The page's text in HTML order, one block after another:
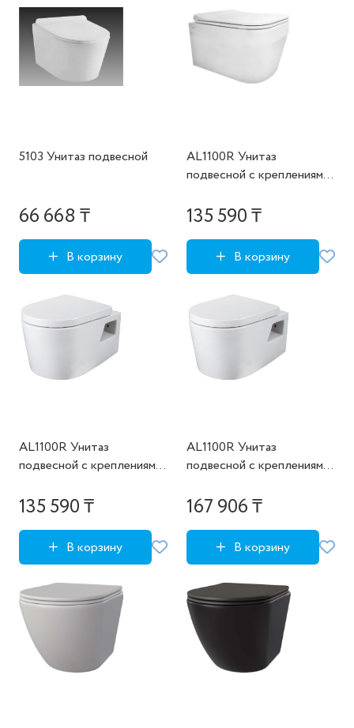
5103 Унитаз подвесной
66 668 ₸
В корзину
AL1100R Унитаз
подвесной с креплениями
135 590 ₸
В корзину
AL1100R Унитаз
подвесной с креплениями
135 590 ₸
В корзину
AL1100R Унитаз
подвесной с креплениями
167 906 ₸
В корзину